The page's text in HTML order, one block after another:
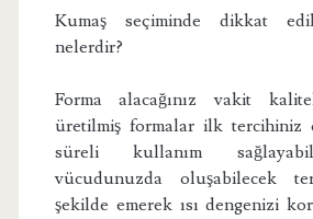
Kumaş seçiminde dikkat
nelerdir?
Forma alacağınız vakit
üretilmiş formalar ilk tercihiniz
süreli kullanım
vücudunuzda oluşabilecek
şekilde emerek ısı dengenizi